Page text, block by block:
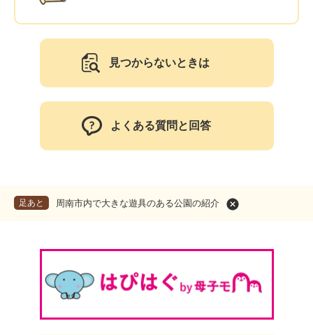
見つからないときは
よくある質問と回答
足あと 周南市内で大きな遊具のある公園の紹介